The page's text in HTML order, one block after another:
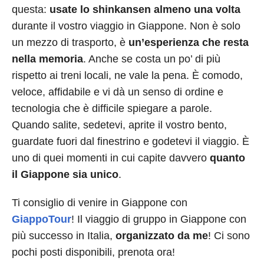
questa: usate lo shinkansen almeno una volta
durante il vostro viaggio in Giappone. Non è solo
un mezzo di trasporto, è un’esperienza che resta
nella memoria. Anche se costa un po’ di più
rispetto ai treni locali, ne vale la pena. È comodo,
veloce, affidabile e vi dà un senso di ordine e
tecnologia che è difficile spiegare a parole.
Quando salite, sedetevi, aprite il vostro bento,
guardate fuori dal finestrino e godetevi il viaggio. È
uno di quei momenti in cui capite davvero quanto
il Giappone sia unico.
Ti consiglio di venire in Giappone con
GiappoTour! Il viaggio di gruppo in Giappone con
più successo in Italia, organizzato da me! Ci sono
pochi posti disponibili, prenota ora!